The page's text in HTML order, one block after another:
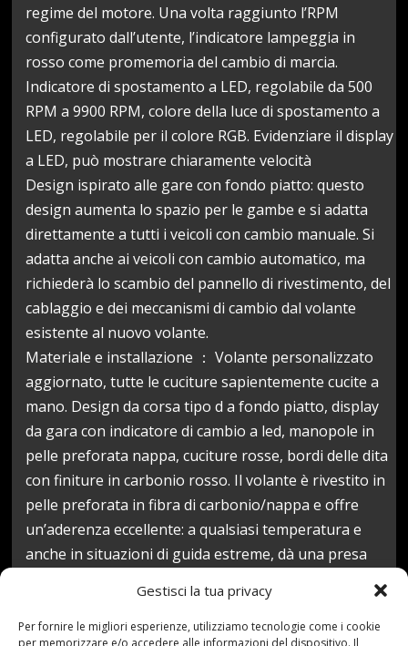
Gestisci la tua privacy
Per fornire le migliori esperienze, utilizziamo tecnologie come i cookie
per memorizzare e/o accedere alle informazioni del dispositivo. Il
regime del motore. Una volta raggiunto l’RPM
configurato dall’utente, l’indicatore lampeggia in
rosso come promemoria del cambio di marcia.
Indicatore di spostamento a LED, regolabile da 500
RPM a 9900 RPM, colore della luce di spostamento a
LED, regolabile per il colore RGB. Evidenziare il display
a LED, può mostrare chiaramente velocità
Design ispirato alle gare con fondo piatto: questo
design aumenta lo spazio per le gambe e si adatta
direttamente a tutti i veicoli con cambio manuale. Si
adatta anche ai veicoli con cambio automatico, ma
richiederà lo scambio del pannello di rivestimento, del
cablaggio e dei meccanismi di cambio dal volante
esistente al nuovo volante.
Materiale e installazione ： Volante personalizzato
aggiornato, tutte le cuciture sapientemente cucite a
mano. Design da corsa tipo d a fondo piatto, display
da gara con indicatore di cambio a led, manopole in
pelle preforata nappa, cuciture rosse, bordi delle dita
con finiture in carbonio rosso. Il volante è rivestito in
pelle preforata in fibra di carbonio/nappa e offre
un’aderenza eccellente: a qualsiasi temperatura e
anche in situazioni di guida estreme, dà una presa
Servizio di vendita di qualità: forniremo un servizio di
garanzia permanente per i prodotti acquistati. Se hai